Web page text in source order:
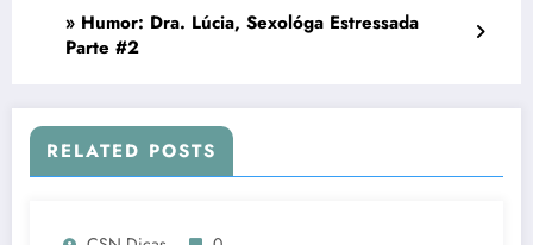
» Humor: Dra. Lúcia, Sexológa Estressada
Parte #2
RELATED POSTS